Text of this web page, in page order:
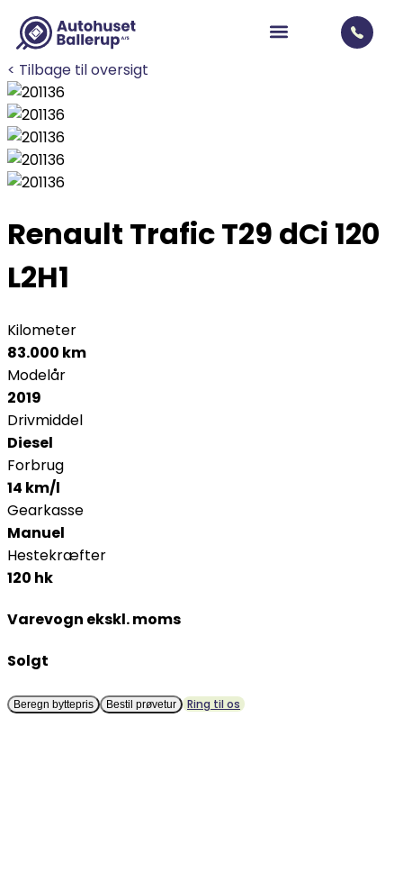
< Tilbage til oversigt
Renault Trafic T29 dCi 120
L2H1
Kilometer
83.000 km
Modelår
2019
Drivmiddel
Diesel
Forbrug
14 km/l
Gearkasse
Manuel
Hestekræfter
120 hk
Varevogn ekskl. moms
Solgt
Beregn byttepris Bestil prøvetur Ring til os